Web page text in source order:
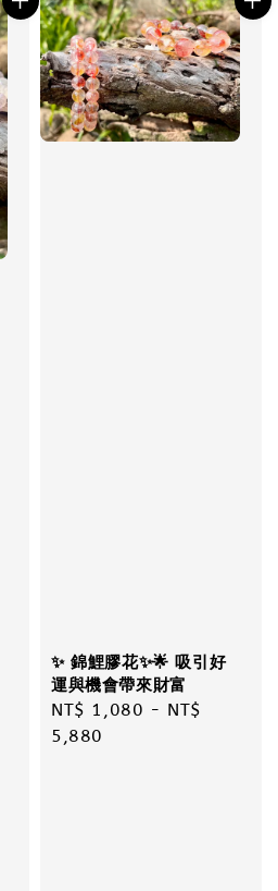
✨ 錦鯉膠花✨🌟 吸引好
運與機會帶來財富
Regular
price
NT$ 1,080 - NT$
5,880